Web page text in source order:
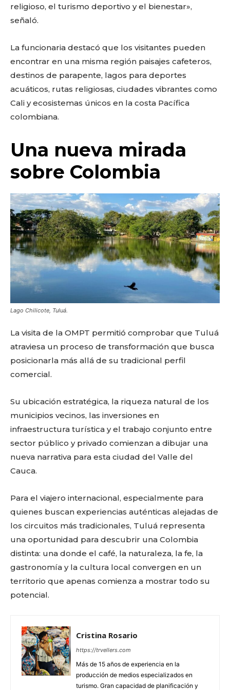
religioso, el turismo deportivo y el bienestar»,
señaló.
La funcionaria destacó que los visitantes pueden
encontrar en una misma región paisajes cafeteros,
destinos de parapente, lagos para deportes
acuáticos, rutas religiosas, ciudades vibrantes como
Cali y ecosistemas únicos en la costa Pacífica
colombiana.
Una nueva mirada
sobre Colombia
Lago Chilicote, Tuluá.
La visita de la OMPT permitió comprobar que Tuluá
atraviesa un proceso de transformación que busca
posicionarla más allá de su tradicional perfil
comercial.
Su ubicación estratégica, la riqueza natural de los
municipios vecinos, las inversiones en
infraestructura turística y el trabajo conjunto entre
sector público y privado comienzan a dibujar una
nueva narrativa para esta ciudad del Valle del
Cauca.
Para el viajero internacional, especialmente para
quienes buscan experiencias auténticas alejadas de
los circuitos más tradicionales, Tuluá representa
una oportunidad para descubrir una Colombia
distinta: una donde el café, la naturaleza, la fe, la
gastronomía y la cultura local convergen en un
territorio que apenas comienza a mostrar todo su
potencial.
Cristina Rosario
https://trvellers.com
Más de 15 años de experiencia en la
producción de medios especializados en
turismo. Gran capacidad de planificación y